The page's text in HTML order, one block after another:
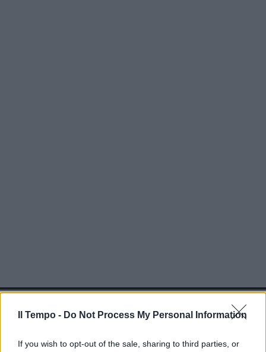
Il Tempo - Do Not Process My Personal Information
If you wish to opt-out of the sale, sharing to third parties, or